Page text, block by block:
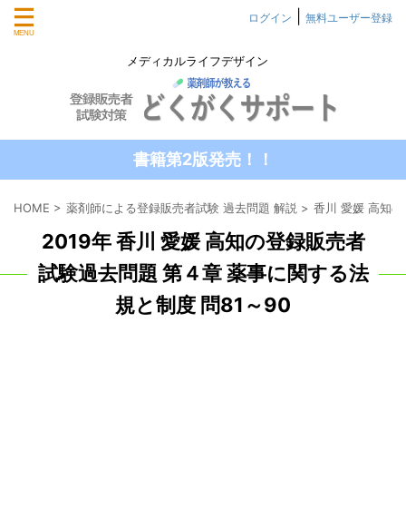
メディカルライフデザイン
ログイン 無料ユーザー登録
書籍第2版発売！！
HOME > 薬剤師による登録販売者試験 過去問題 解説 > 香川 愛媛 高知
2019年 香川 愛媛 高知の登録販売者
試験過去問題 第４章 薬事に関する法
規と制度 問81～90